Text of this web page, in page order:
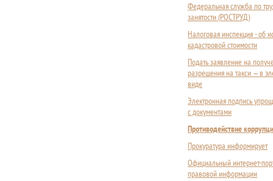
Федеральная служба по
занятости (РОСТРУД)
Налоговая инспекция - об
кадастровой стоимости
Подать заявление на
разрешения на такси — в
виде
Электронная подпись
с документами
Противодействие
Прокуратура информирует
Официальный интернет-
правовой информации